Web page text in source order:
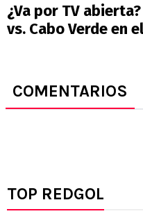
¿Va por TV
vs. Cabo Verde en
COMENTARIOS
TOP REDGOL